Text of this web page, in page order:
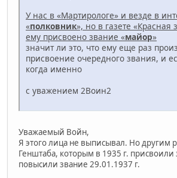
У нас в «Мартирологе» и везде в
«полковник», но в газете «Красная
ему присвоено звание «майор»
значит ли это, что ему еще раз
присвоение очередного звания, и
когда именно
с уважением 2Воин2
Уважаемый Войн,
Я этого лица не выписывал. Но другим
Генштаба, которым в 1935 г.
повысили звание 29.01.1937 г.